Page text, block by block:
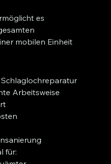
es
mobilen Einheit
Arbeitsweise
für: